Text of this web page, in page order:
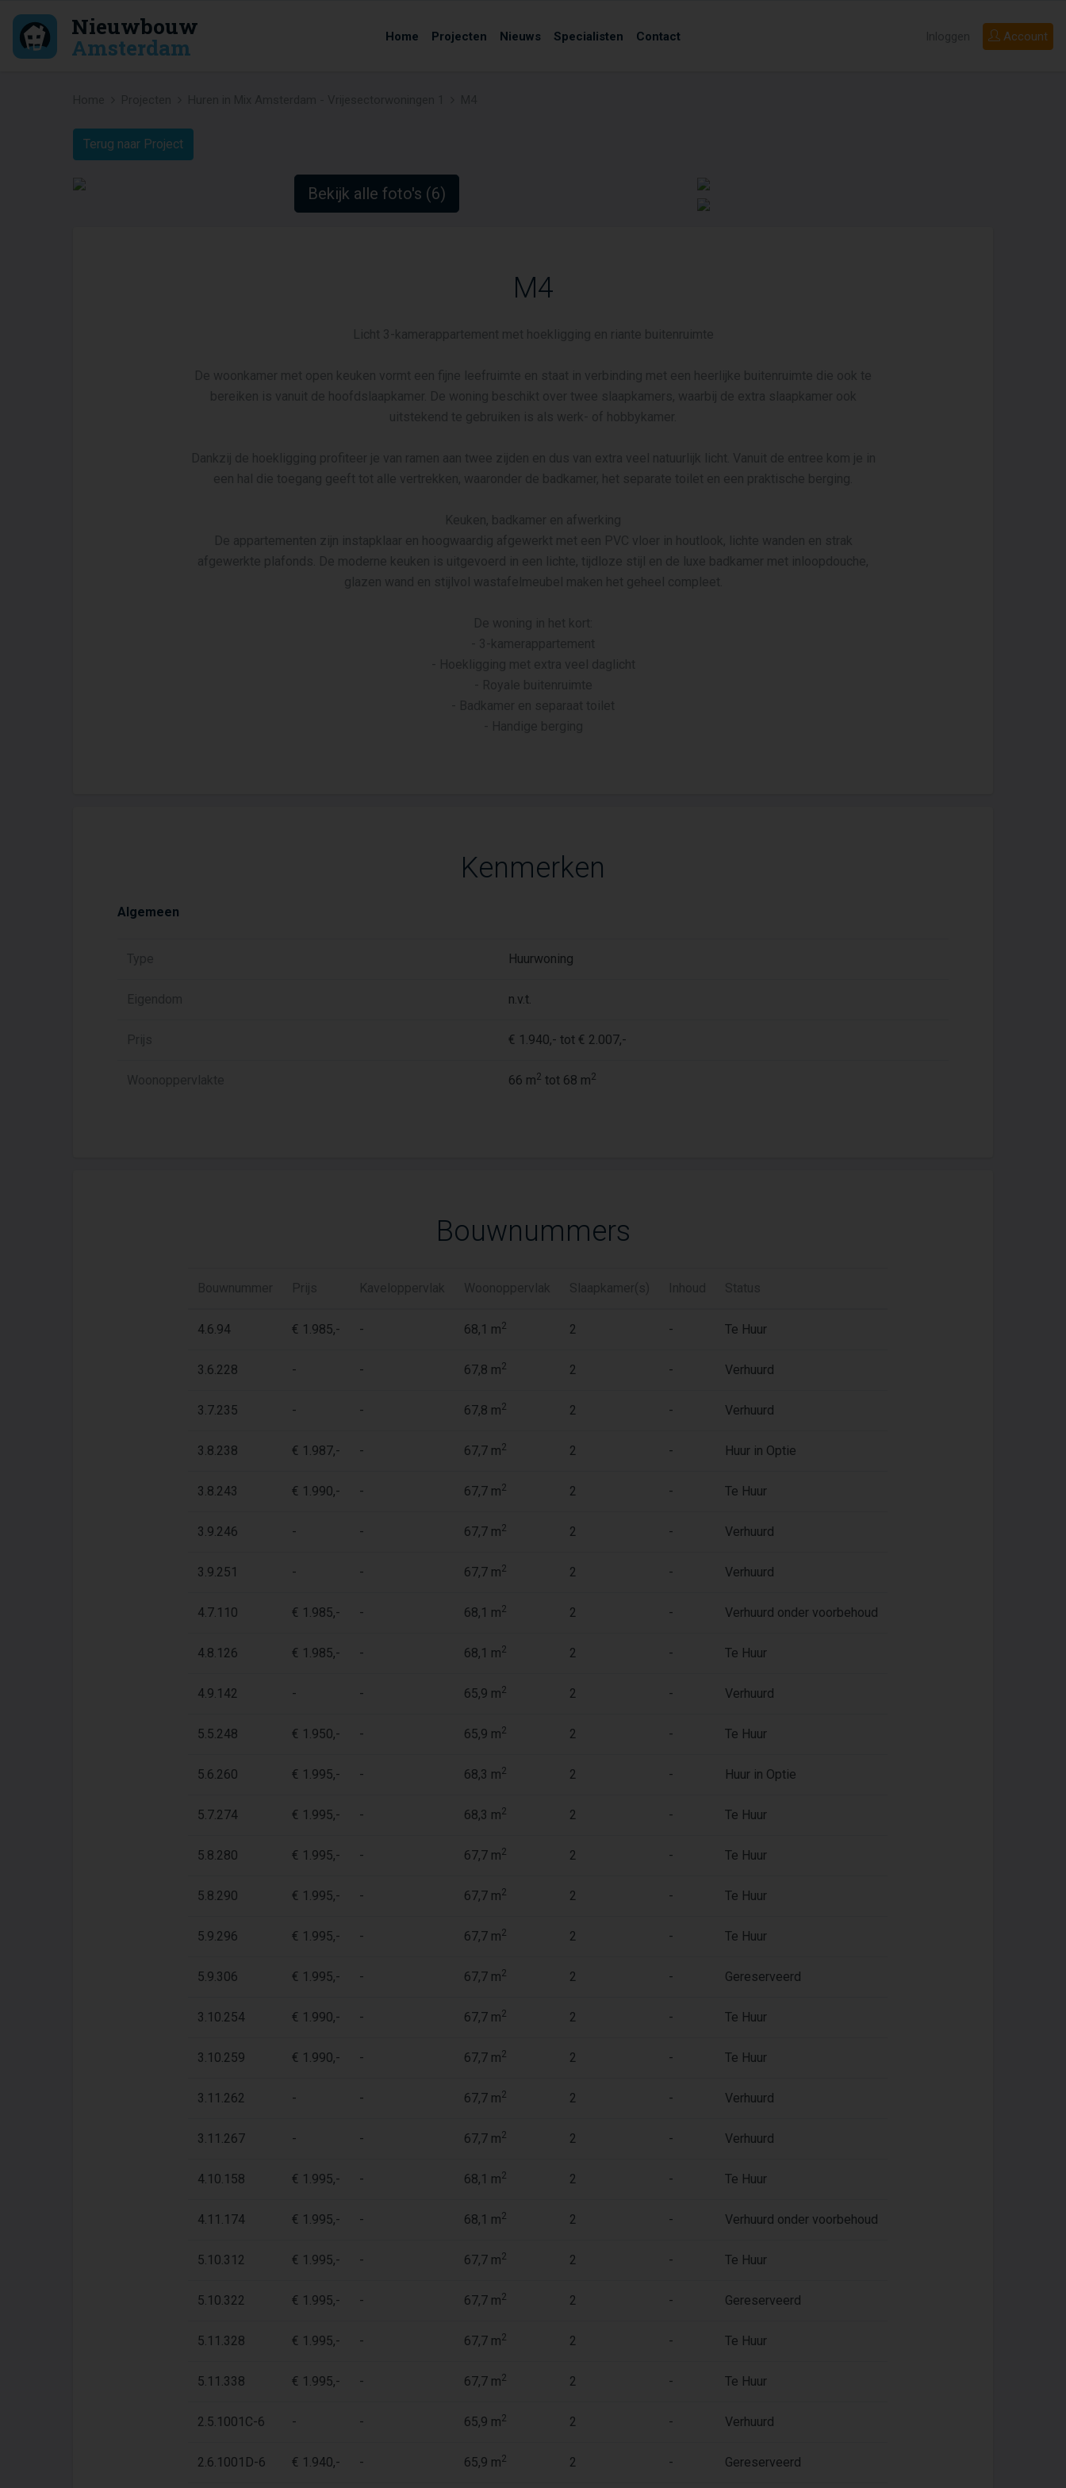
Nieuwbouw
Amsterdam Home Projecten Nieuws Specialisten Contact Account
Inloggen
Terug naar Project
Bekijk alle foto's (6)
M4
Licht 3-kamerappartement met hoekligging en riante buitenruimte
De woonkamer met open keuken vormt een fijne leefruimte en staat in verbinding met een heerlijke buitenruimte die ook te
bereiken is vanuit de hoofdslaapkamer. De woning beschikt over twee slaapkamers, waarbij de extra slaapkamer ook
uitstekend te gebruiken is als werk- of hobbykamer.
Dankzij de hoekligging profiteer je van ramen aan twee zijden en dus van extra veel natuurlijk licht. Vanuit de entree kom je in
een hal die toegang geeft tot alle vertrekken, waaronder de badkamer, het separate toilet en een praktische berging.
Keuken, badkamer en afwerking
De appartementen zijn instapklaar en hoogwaardig afgewerkt met een PVC vloer in houtlook, lichte wanden en strak
afgewerkte plafonds. De moderne keuken is uitgevoerd in een lichte, tijdloze stijl en de luxe badkamer met inloopdouche,
glazen wand en stijlvol wastafelmeubel maken het geheel compleet.
De woning in het kort:
- 3-kamerappartement
- Hoekligging met extra veel daglicht
- Royale buitenruimte
- Badkamer en separaat toilet
- Handige berging
Kenmerken
Algemeen
Type Huurwoning
Eigendom n.v.t.
Prijs € 1.940,- tot € 2.007,-
Woonoppervlakte 66 m2 tot 68 m2
Bouwnummers
Bouwnummer Prijs Kaveloppervlak Woonoppervlak Slaapkamer(s) Inhoud Status
4.6.94 € 1.985,- - 68,1 m2 2 - Te Huur
3.6.228 - - 67,8 m2 2 - Verhuurd
3.7.235 - - 67,8 m2 2 - Verhuurd
3.8.238 € 1.987,- - 67,7 m2 2 - Huur in Optie
3.8.243 € 1.990,- - 67,7 m2 2 - Te Huur
3.9.246 - - 67,7 m2 2 - Verhuurd
3.9.251 - - 67,7 m2 2 - Verhuurd
4.7.110 € 1.985,- - 68,1 m2 2 - Verhuurd onder voorbehoud
4.8.126 € 1.985,- - 68,1 m2 2 - Te Huur
4.9.142 - - 65,9 m2 2 - Verhuurd
5.5.248 € 1.950,- - 65,9 m2 2 - Te Huur
5.6.260 € 1.995,- - 68,3 m2 2 - Huur in Optie
5.7.274 € 1.995,- - 68,3 m2 2 - Te Huur
5.8.280 € 1.995,- - 67,7 m2 2 - Te Huur
5.8.290 € 1.995,- - 67,7 m2 2 - Te Huur
5.9.296 € 1.995,- - 67,7 m2 2 - Te Huur
5.9.306 € 1.995,- - 67,7 m2 2 - Gereserveerd
3.10.254 € 1.990,- - 67,7 m2 2 - Te Huur
3.10.259 € 1.990,- - 67,7 m2 2 - Te Huur
3.11.262 - - 67,7 m2 2 - Verhuurd
3.11.267 - - 67,7 m2 2 - Verhuurd
4.10.158 € 1.995,- - 68,1 m2 2 - Te Huur
4.11.174 € 1.995,- - 68,1 m2 2 - Verhuurd onder voorbehoud
5.10.312 € 1.995,- - 67,7 m2 2 - Te Huur
5.10.322 € 1.995,- - 67,7 m2 2 - Gereserveerd
5.11.328 € 1.995,- - 67,7 m2 2 - Te Huur
5.11.338 € 1.995,- - 67,7 m2 2 - Te Huur
2.5.1001C-6 - - 65,9 m2 2 - Verhuurd
2.6.1001D-6 € 1.940,- - 65,9 m2 2 - Gereserveerd